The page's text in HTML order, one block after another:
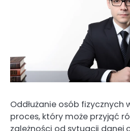
Oddłużanie osób fizycznych
proces, który może przyjąć
zależności od sytuacji danej